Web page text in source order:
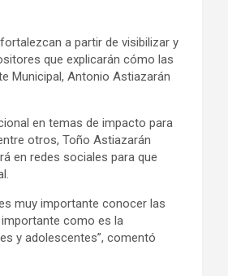
a partir de visibilizar y
que explicarán cómo las
Municipal, Antonio Astiazarán
en temas de impacto para
otros, Toño Astiazarán
en redes sociales para que
muy importante conocer las
como es la
y adolescentes”, comentó